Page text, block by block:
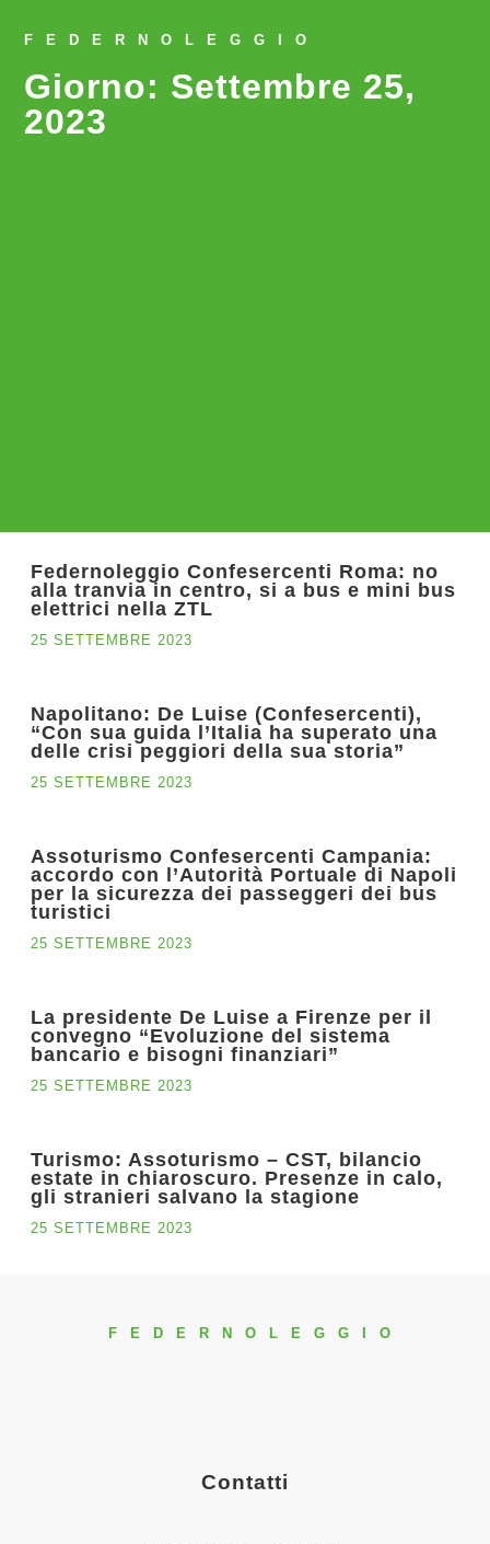
FEDERNOLEGGIO
Giorno: Settembre 25,
2023
Federnoleggio Confesercenti Roma: no
alla tranvia in centro, si a bus e mini bus
elettrici nella ZTL
25 SETTEMBRE 2023
Napolitano: De Luise (Confesercenti),
“Con sua guida l’Italia ha superato una
delle crisi peggiori della sua storia”
25 SETTEMBRE 2023
Assoturismo Confesercenti Campania:
accordo con l’Autorità Portuale di Napoli
per la sicurezza dei passeggeri dei bus
turistici
25 SETTEMBRE 2023
La presidente De Luise a Firenze per il
convegno “Evoluzione del sistema
bancario e bisogni finanziari”
25 SETTEMBRE 2023
Turismo: Assoturismo – CST, bilancio
estate in chiaroscuro. Presenze in calo,
gli stranieri salvano la stagione
25 SETTEMBRE 2023
FEDERNOLEGGIO
Contatti